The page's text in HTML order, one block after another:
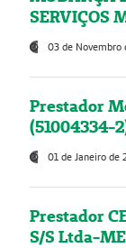
SERVIÇOS
03 de Novembro
Prestador
(51004334-
01 de Janeiro de
Prestador
S/S Ltda-